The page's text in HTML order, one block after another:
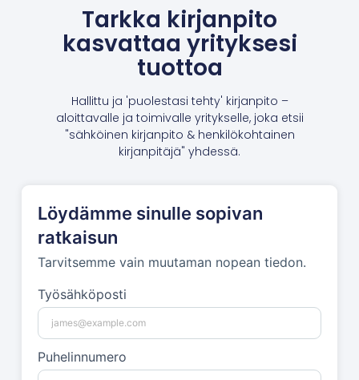
Tarkka kirjanpito
kasvattaa yrityksesi
tuottoa
Hallittu ja 'puolestasi tehty' kirjanpito –
aloittavalle ja toimivalle yritykselle, joka etsii
"sähköinen kirjanpito & henkilökohtainen
kirjanpitäjä" yhdessä.
Löydämme sinulle sopivan
ratkaisun
Tarvitsemme vain muutaman nopean tiedon.
Työsähköposti
Puhelinnumero